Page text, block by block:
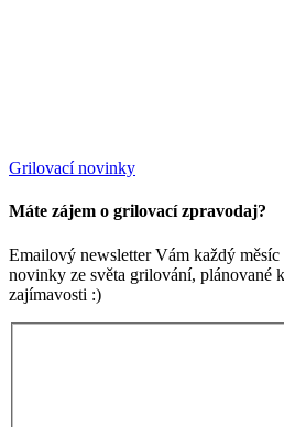
Grilovací novinky
Máte zájem o grilovací zpravodaj?
Emailový newsletter Vám každý měsíc
novinky ze světa grilování, plánované
zajímavosti :)